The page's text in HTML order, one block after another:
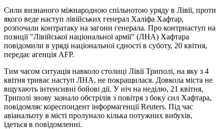
Сили визнаного міжнародною спільнотою уряду в Лівії, проти
якого веде наступ лівійських генерал Халіфа Хафтар,
розпочали контратаку на загони генерала. Про контрнаступ на
позиції "Лівійської національної армії" (ЛНА) Хафтара
повідомили в уряді національної єдності в суботу, 20 квітня,
передає агенція AFP.
Тим часом ситуація навколо столиці Лівії Триполі, на яку з 4
квітня триває наступ ЛНА, не покращилася. Довкола міста не
вщухають інтенсивні бойові дії. У ніч на неділю, 21 квітня,
Триполі знову зазнало обстрілів з повітря з боку сил Хафтара,
повідомляє кореспондент інформагенції Reuters. Під час
авіанальоту в місті пролунало кілька потужних вибухів,
ідеться в повідомленні.